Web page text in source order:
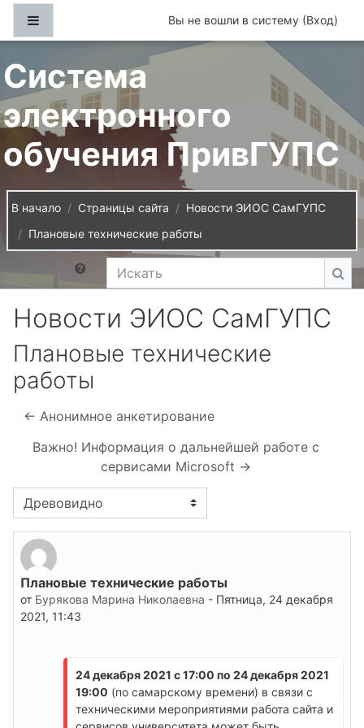
Перейти к основному содержанию
Вы не вошли в систему (Вход)
Система
электронного
обучения ПривГУПС
В начало Страницы сайта
Новости ЭИОС СамГУПС
Плановые технические работы
Искать
Новости ЭИОС СамГУПС
Плановые технические
работы
← Анонимное анкетирование
Важно! Информация о дальнейшей работе с
сервисами Microsoft →
Режим отображения
Плановые технические работы
от Бурякова Марина Николаевна - Пятница, 24 декабря
2021, 11:43
Количество ответов: 0
24 декабря 2021 с 17:00 по 24 декабря 2021
19:00 (по самарскому времени) в связи с
техническими мероприятиями работа сайта и